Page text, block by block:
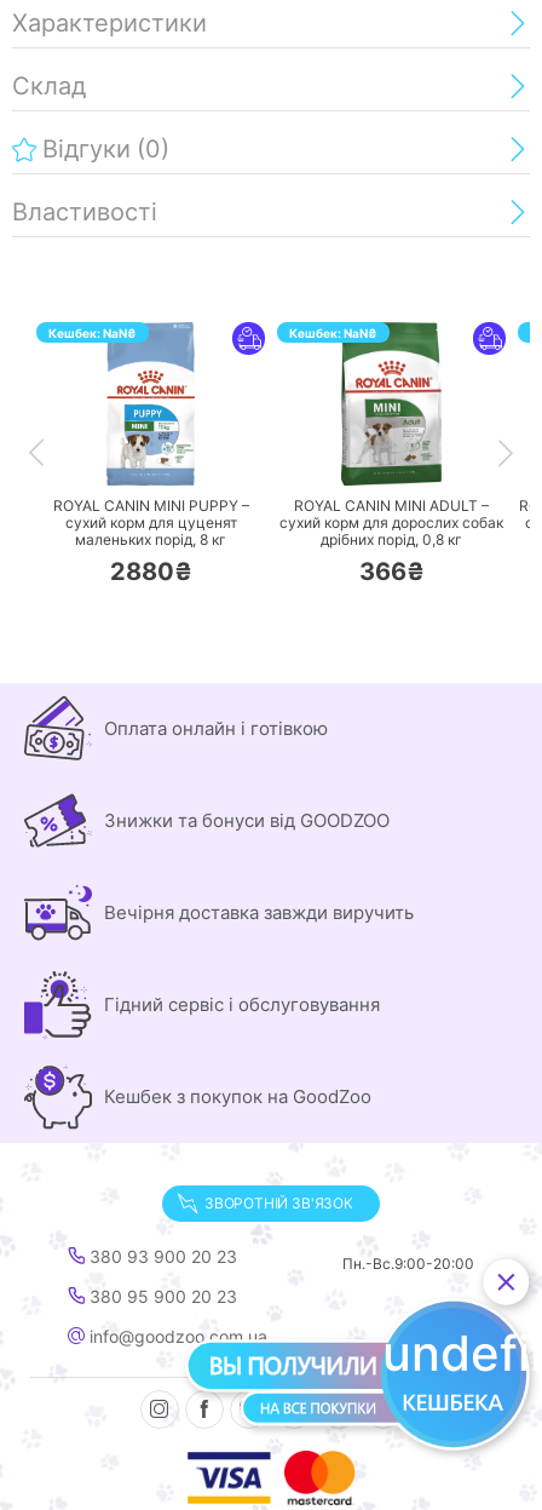
Характеристики
Склад
Відгуки (0)
Властивості
Кешбек:NaN₴
ПЕРЕЙТИ
ROYAL CANIN MINI PUPPY –
сухий корм для цуценят
маленьких порід, 8 кг
2880₴
Кешбек:NaN₴
ПЕРЕЙТИ
ROYAL CANIN MINI ADULT –
сухий корм для дорослих собак
дрібних порід, 0,8 кг
366₴
Оплата онлайн і готівкою
Знижки та бонуси від GOODZOO
Вечірня доставка завжди виручить
Гідний сервіс і обслуговування
Кешбек з покупок на GoodZoo
ЗВОРОТНІЙ ЗВ'ЯЗОК
380 93 900 20 23
380 95 900 20 23
info@goodzoo.com.ua
Пн.-Вс.9:00-20:00